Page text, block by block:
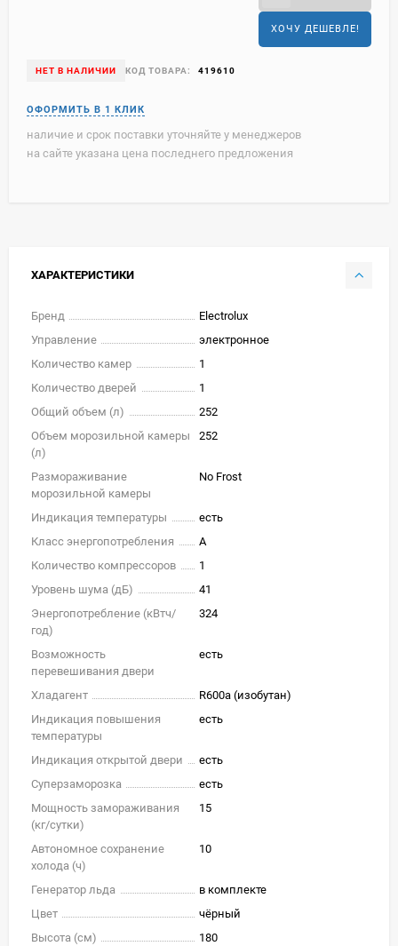
ХОЧУ ДЕШЕВЛЕ!
НЕТ В НАЛИЧИИ КОД ТОВАРА: 419610
наличие и срок поставки уточняйте у менеджеров
на сайте указана цена последнего предложения
ХАРАКТЕРИСТИКИ
Бренд
Electrolux
Управление
электронное
Количество камер
1
Количество дверей
1
Общий объем (л)
252
Объем морозильной камеры
(л)
252
Размораживание
морозильной камеры
No Frost
Индикация температуры
есть
Класс энергопотребления
A
Количество компрессоров
1
Уровень шума (дБ)
41
Энергопотребление (кВтч/
год)
324
Возможность
перевешивания двери
есть
Хладагент
R600a (изобутан)
Индикация повышения
температуры
есть
Индикация открытой двери
есть
Суперзаморозка
есть
Мощность замораживания
(кг/cутки)
15
Автономное сохранение
холода (ч)
10
Генератор льда
в комплекте
Цвет
чёрный
Высота (см)
180